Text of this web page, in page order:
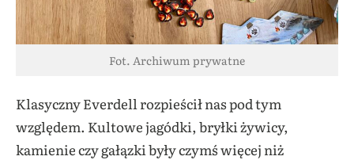
Fot. Archiwum prywatne
Klasyczny Everdell rozpieścił nas pod tym
względem. Kultowe jagódki, bryłki żywicy,
kamienie czy gałązki były czymś więcej niż